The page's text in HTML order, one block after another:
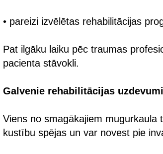
• pareizi izvēlētas rehabilitācijas
Pat ilgāku laiku pēc traumas
pacienta stāvokli.
Galvenie rehabilitācijas uzdevumi
Viens no smagākajiem
kustību spējas un var novest pie